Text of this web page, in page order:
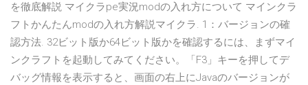
を徹底解説 マイクラpe実況modの入れ方について マインクラ
フトかんたんmodの入れ方解説マイクラ. 1：バージョンの確
認方法. 32ビット版か64ビット版かを確認するには、まずマイ
ンクラフトを起動してみてください。「F3」キーを押してデ
バッグ情報を表示すると、画面の右上にJavaのバージョンが